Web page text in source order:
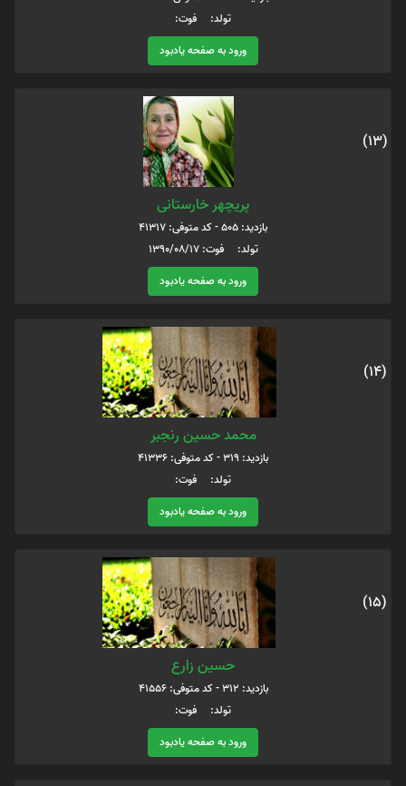
تولد: فوت:
ورود به صفحه یادبود
(13)
پریچهر خارستانی
بازدید: 505 - کد متوفی: 41317
تولد: فوت: 1390/08/17
ورود به صفحه یادبود
(14)
محمد حسین رنجبر
بازدید: 319 - کد متوفی: 41336
تولد: فوت:
ورود به صفحه یادبود
(15)
حسین زارع
بازدید: 312 - کد متوفی: 41556
تولد: فوت:
ورود به صفحه یادبود